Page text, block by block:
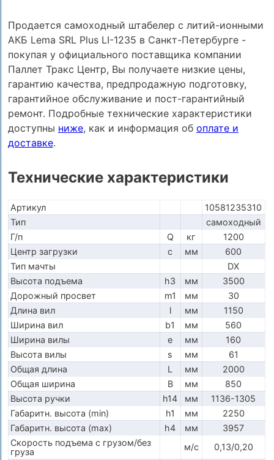
Продается самоходный штабелер с литий-ионными
АКБ Lema SRL Plus LI-1235 в Санкт-Петербурге -
покупая у официального поставщика компании
Паллет Тракс Центр, Вы получаете низкие цены,
гарантию качества, предпродажную подготовку,
гарантийное обслуживание и пост-гарантийный
ремонт. Подробные технические характеристики
доступны ниже, как и информация об оплате и
доставке.
Технические характеристики
Артикул
10581235310
Тип
самоходный
Г/п
Q кг
1200
Центр загрузки
c мм
600
Тип мачты
DX
Высота подъема
h3 мм
3500
Дорожный просвет
m1 мм
30
Длина вил
l мм
1150
Ширина вил
b1 мм
560
Ширина вилы
e мм
160
Высота вилы
s мм
61
Общая длина
L мм
2000
Общая ширина
B мм
850
Высота ручки
h14 мм
1136-1305
Габаритн. высота (min)
h1 мм
2250
Габаритн. высота (max)
h4 мм
3957
Скорость подъема с грузом/без
груза
м/с
0,13/0,20